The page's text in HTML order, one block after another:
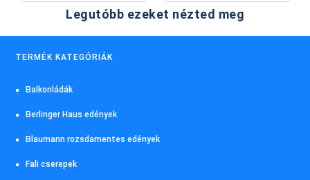
Legutóbb ezeket nézted meg
TERMÉK KATEGÓRIÁK
Balkonládák
Berlinger Haus edények
Blaumann rozsdamentes edények
Fali cserepek